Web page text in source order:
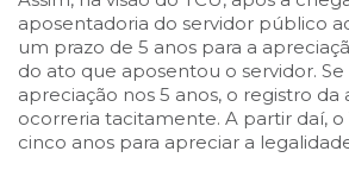
aposentadoria do servidor público
um prazo de 5 anos para a
do ato que aposentou o servidor.
apreciação nos 5 anos, o registro da
ocorreria tacitamente. A partir daí, o
cinco anos para apreciar a